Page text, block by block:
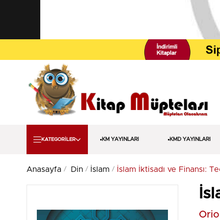
KATEGORİLER KM YAYINLARI KMD YAYINLARI
Anasayfa Din İslam İslam İktisadı ve Finansı: